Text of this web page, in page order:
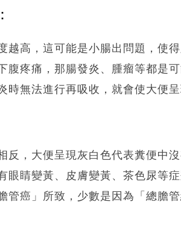
越高，這可能是小腸出問題，使
腹疼痛，那腸發炎、腫瘤等都是
時無法進行再吸收，就會使大便
反，大便呈現灰白色代表糞便中
眼睛變黃、皮膚變黃、茶色尿等
管癌」所致，少數是因為「總膽